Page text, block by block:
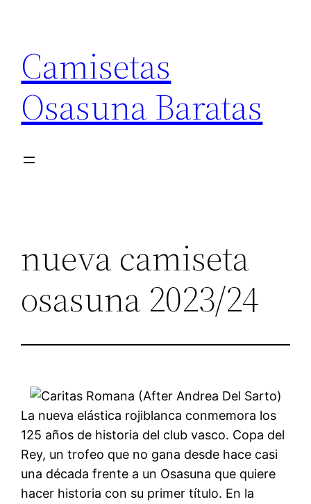
contenido
Camisetas
Osasuna Baratas
nueva camiseta
osasuna 2023/24
La nueva elástica rojiblanca conmemora los
125 años de historia del club vasco. Copa del
Rey, un trofeo que no gana desde hace casi
una década frente a un Osasuna que quiere
hacer historia con su primer título. En la